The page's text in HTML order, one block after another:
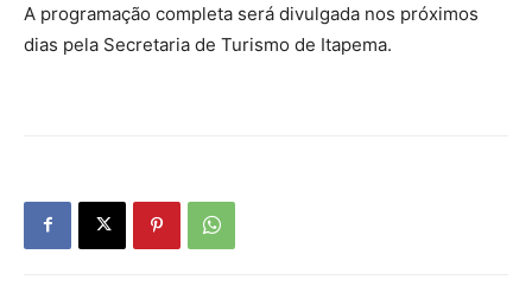
A programação completa será divulgada nos próximos
dias pela Secretaria de Turismo de Itapema.